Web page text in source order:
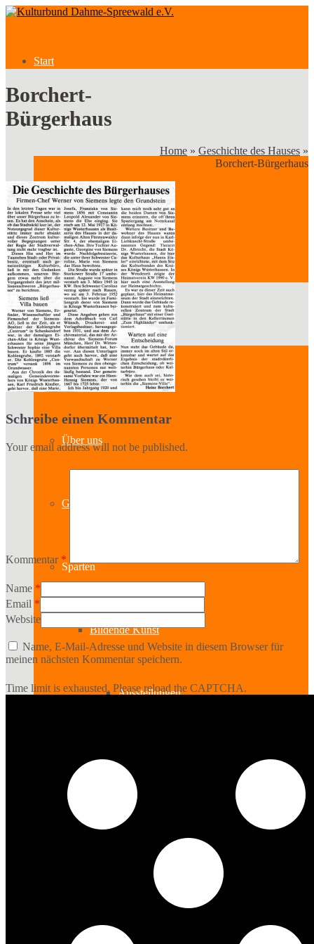
Start
Veranstaltungen
Veranstaltungen
Kategorien
Verein
Kontakt
Über uns
Geschichte
Sparten
Bildende Kunst
Ausstellungen
Workshops
Darstellende Kunst
Borchert-
Bürgerhaus
Home » Geschichte des Hauses »
Borchert-Bürgerhaus
Schreibe einen Kommentar
Your email address will not be published.
Kommentar *
Name *
Email *
Website
Name, E-Mail-Adresse und Website in diesem Browser für
meinen nächsten Kommentar speichern.
Time limit is exhausted. Please reload the CAPTCHA.